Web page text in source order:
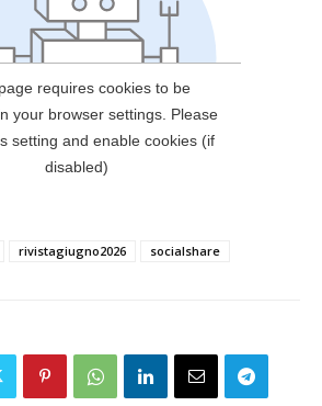
rivistagiugno2026 socialshare